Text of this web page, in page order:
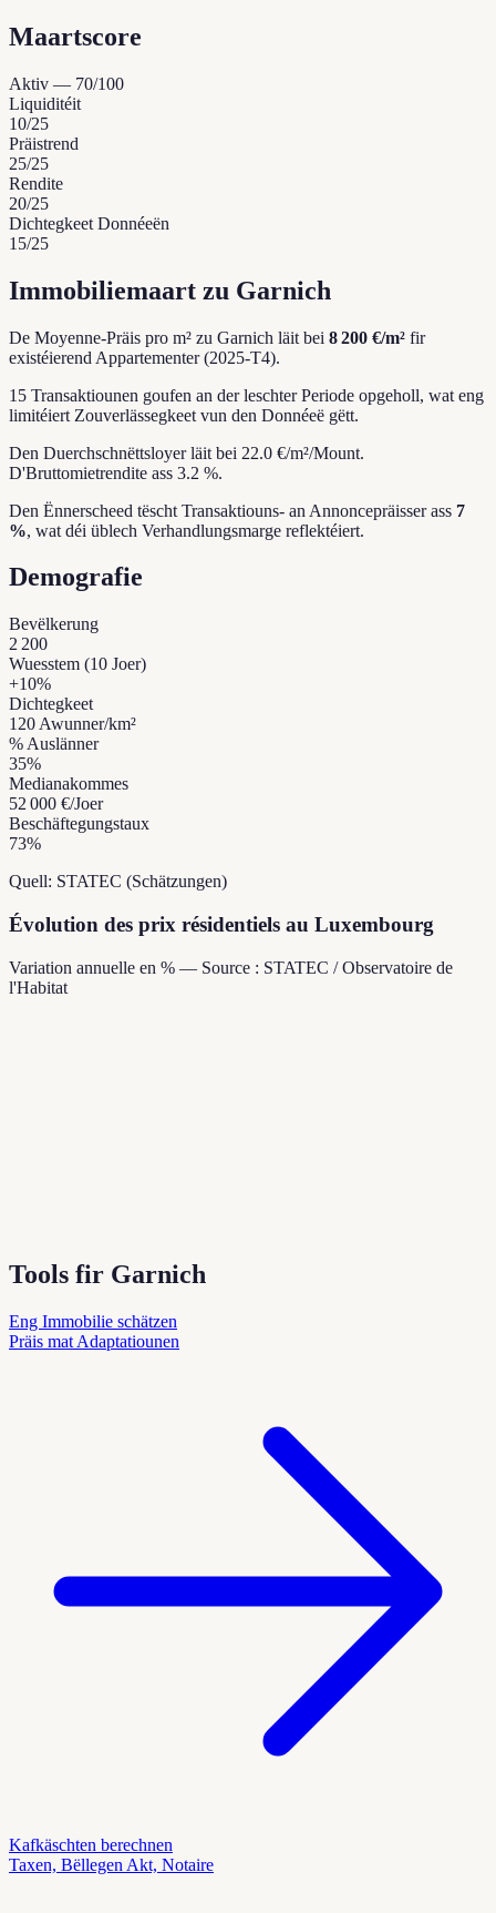
Maartscore
Aktiv — 70/100
Liquiditéit
10/25
Präistrend
25/25
Rendite
20/25
Dichtegkeet Donnéeën
15/25
Immobiliemaart zu Garnich
De Moyenne-Präis pro m² zu Garnich läit bei 8 200 €/m² fir
existéierend Appartementer (2025-T4).
15 Transaktiounen goufen an der leschter Periode opgeholl, wat eng
limitéiert Zouverlässegkeet vun den Donnéeë gëtt.
Den Duerchschnëttsloyer läit bei 22.0 €/m²/Mount.
D'Bruttomietrendite ass 3.2 %.
Den Ënnerscheed tëscht Transaktiouns- an Annoncepräisser ass 7
%, wat déi üblech Verhandlungsmarge reflektéiert.
Demografie
Bevëlkerung
2 200
Wuesstem (10 Joer)
+10%
Dichtegkeet
120 Awunner/km²
% Auslänner
35%
Medianakommes
52 000 €/Joer
Beschäftegungstaux
73%
Quell: STATEC (Schätzungen)
Évolution des prix résidentiels au Luxembourg
Variation annuelle en % — Source : STATEC / Observatoire de
l'Habitat
Tools fir Garnich
Eng Immobilie schätzen
Präis mat Adaptatiounen
Kafkäschten berechnen
Taxen, Bëllegen Akt, Notaire